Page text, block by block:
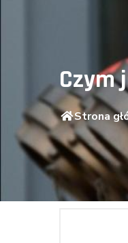
Czym
Strona